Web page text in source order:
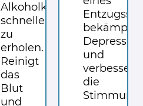
Alkoholkonsum
schneller
zu
erholen.
Reinigt
das
Blut
und
bekämpft
und
verbessert
die
Stimmung.